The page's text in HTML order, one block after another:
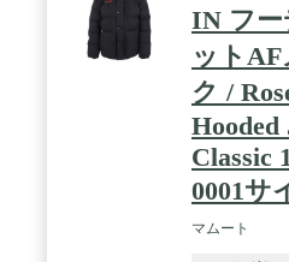
IN フー
ット
ク /
Hooded
Classic
0001サ
マムート